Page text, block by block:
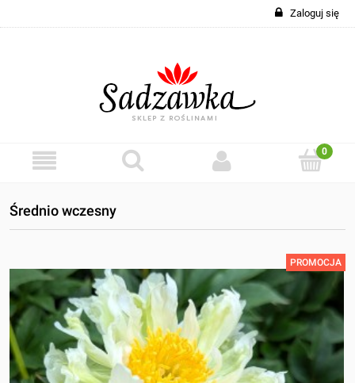
Zaloguj się
Średnio wczesny
PROMOCJA